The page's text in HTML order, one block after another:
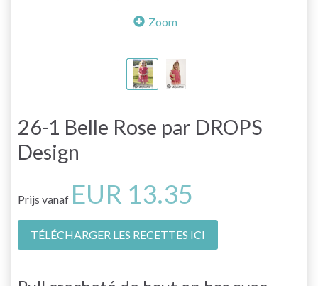
Zoom
26-1 Belle Rose par DROPS
Design
Prijs vanaf EUR 13.35
TÉLÉCHARGER LES RECETTES ICI